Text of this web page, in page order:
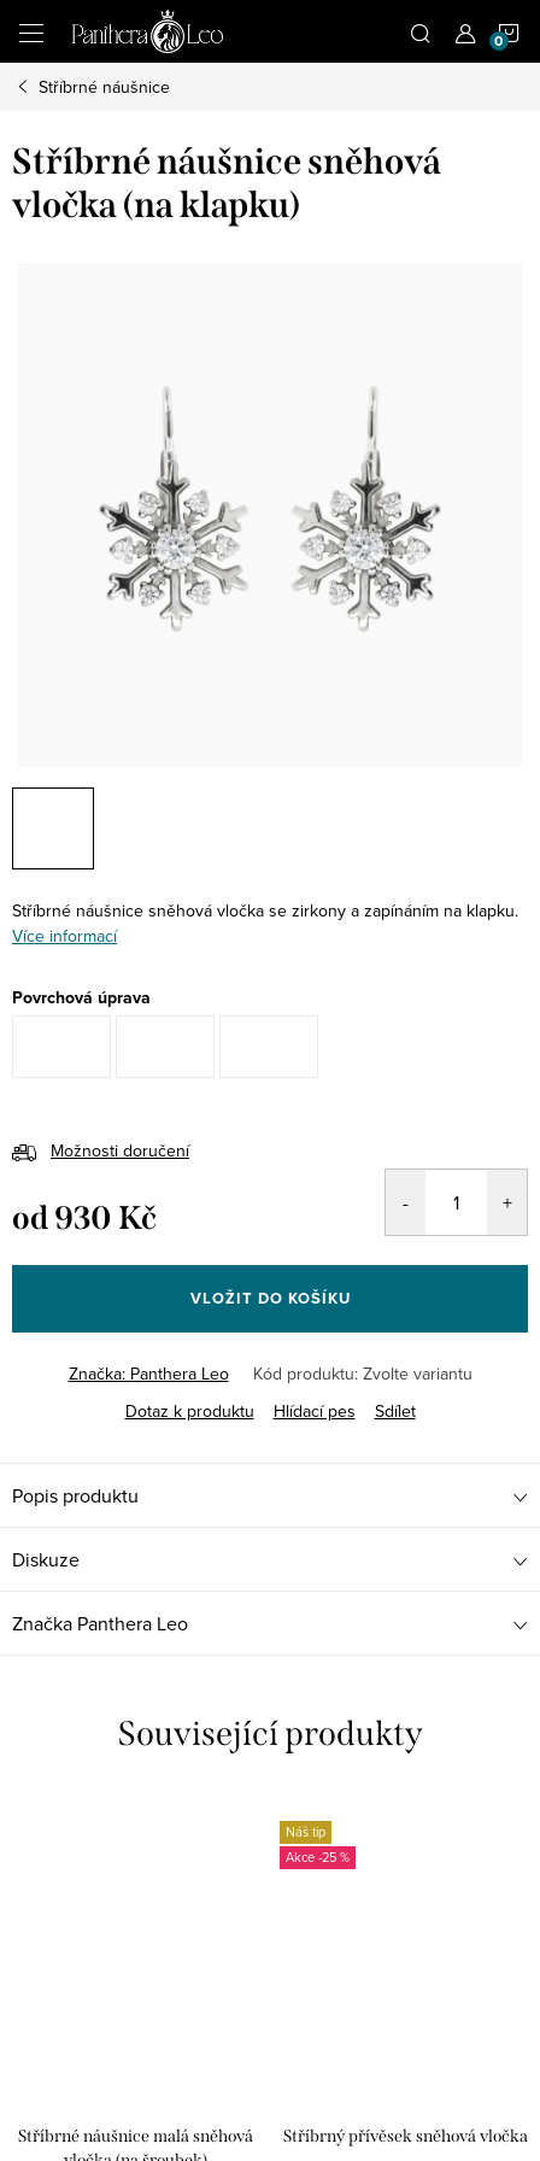
obsah
Stříbrné náušnice
Stříbrné náušnice sněhová
vločka (na klapku)
Stříbrné náušnice sněhová vločka se zirkony a zapínáním na klapku.
Více informací
Povrchová úprava
Možnosti doručení
od930 Kč
cena:
VLOŽIT DO KOŠÍKU
Značka: Panthera Leo Kód produktu: Zvolte variantu
Dotaz k produktu
Hlídací pes Sdílet
Popis produktu
Diskuze
Značka Panthera Leo
Související produkty
Stříbrné náušnice malá sněhová
Náš tip
-25 %
Stříbrný přívěsek sněhová vločka